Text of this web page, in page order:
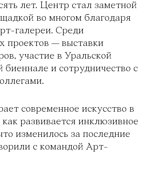
лет. Центр стал заметной
во многом благодаря
галереи. Среди
проектов — выставки
участие в Уральской
биеннале и сотрудничество с
современное искусство в
развивается инклюзивное
изменилось за последние
с командой Арт-